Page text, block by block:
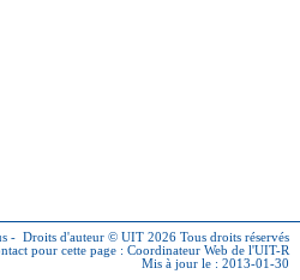
- Droits d'auteur © UIT 2026 Tous droits réservés
pour cette page : Coordinateur Web de l'UIT-R
Mis à jour le : 2013-01-30